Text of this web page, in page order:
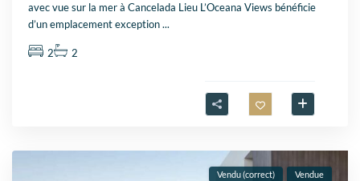
avec vue sur la mer à Cancelada Lieu L’Oceana Views bénéficie
d’un emplacement exception...
2 2
Vendu (correct) Vendue